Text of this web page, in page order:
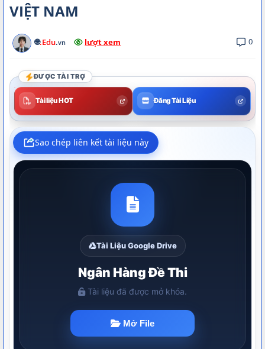
VIỆT NAM
🌐.Edu.vn lượt xem 0
ĐƯỢC TÀI TRỢ
Tài liệu HOT Đăng Tài Liệu